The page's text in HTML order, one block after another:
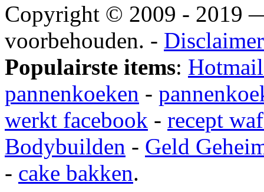
Copyright © 2009 - 2019
voorbehouden. - Disclaimer
Populairste items:
pannenkoeken -
werkt facebook - recept
Bodybuilden - Geld
- cake bakken.